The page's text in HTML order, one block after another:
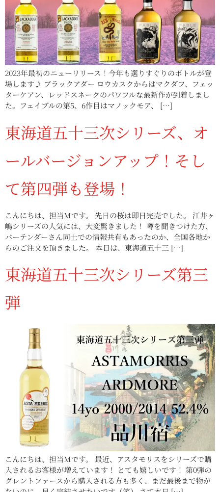
2023年最初のニューリリース！今年も選りすぐりのボトルが登
場します♪ ブラックアダー ロウカスクからはマクダフ、フェッ
ターケアン、レッドスネークのパワフルな最新作が到着しまし
た。フェイブルの第5、6作目はマノックモア、 […]
東海道五十三次シリーズ、オ
ールバージョンアップ！そし
て第四弾も登場！
こんにちは、担当Mです。 先日の桜は即日完売でした。 江井ヶ
嶋シリーズの人気には、大変驚きました！ 噂を聞きつけた方、
バーテンダーさん同士での情報共有もあったのか、全国各地か
らのご注文を頂きました。 本日は、東海道五十三 […]
東海道五十三次シリーズ第三
弾
こんにちは、担当Mです。 最近、アスタモリスをシリーズで購
入されるお客様が増えています！ とても嬉しいです！ 第0弾の
グレントファースから購入される方も多く、まだ最後まで物が